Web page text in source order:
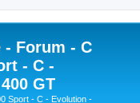
- Forum - C
- C -
GT
Sport - C - Evolution -